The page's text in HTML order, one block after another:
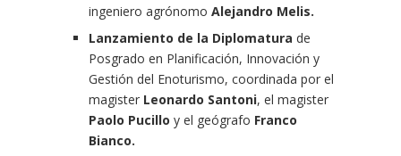
ingeniero agrónomo Alejandro Melis.
Lanzamiento de la Diplomatura de
Posgrado en Planificación, Innovación y
Gestión del Enoturismo, coordinada por el
magister Leonardo Santoni, el magister
Paolo Pucillo y el geógrafo Franco
Bianco.